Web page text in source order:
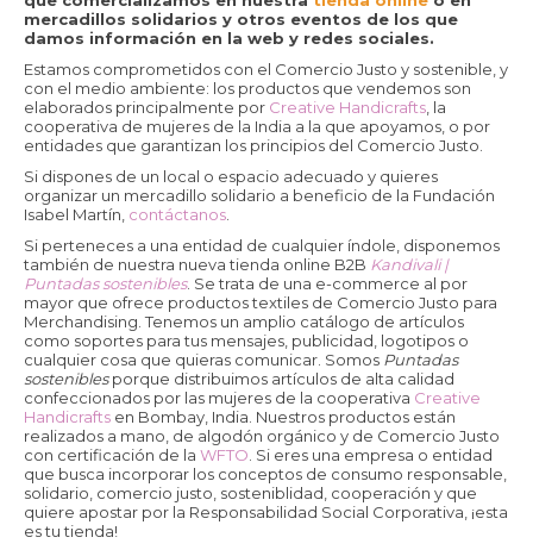
mercadillos solidarios y otros eventos de los que
damos información en la web y redes sociales.
Estamos comprometidos con el Comercio Justo y sostenible, y
con el medio ambiente: los productos que vendemos son
elaborados principalmente por Creative Handicrafts , la
cooperativa de mujeres de la India a la que apoyamos, o por
entidades que garantizan los principios del Comercio Justo.
Si dispones de un local o espacio adecuado y quieres
organizar un mercadillo solidario a beneficio de la Fundación
Isabel Martín, contáctanos
Si perteneces a una entidad de cualquier índole, disponemos
también de nuestra nueva tienda online B2B Kandivali |
Puntadas sostenibles. Se trata de una e-commerce al por
mayor que ofrece productos textiles de Comercio Justo para
Merchandising. Tenemos un amplio catálogo de artículos
como soportes para tus mensajes, publicidad, logotipos o
cualquier cosa que quieras comunicar. Somos Puntadas
sosteniblesporque distribuimos artículos de alta calidad
confeccionados por las mujeres de la cooperativa Creative
Handicrafts en Bombay, India. Nuestros productos están
realizados a mano, de algodón orgánico y de Comercio Justo
con certificación de la WFTO . Si eres una empresa o entidad
que busca incorporar los conceptos de consumo responsable,
solidario, comercio justo, sosteniblidad, cooperación y que
quiere apostar por la Responsabilidad Social Corporativa, ¡esta
es tu tienda!